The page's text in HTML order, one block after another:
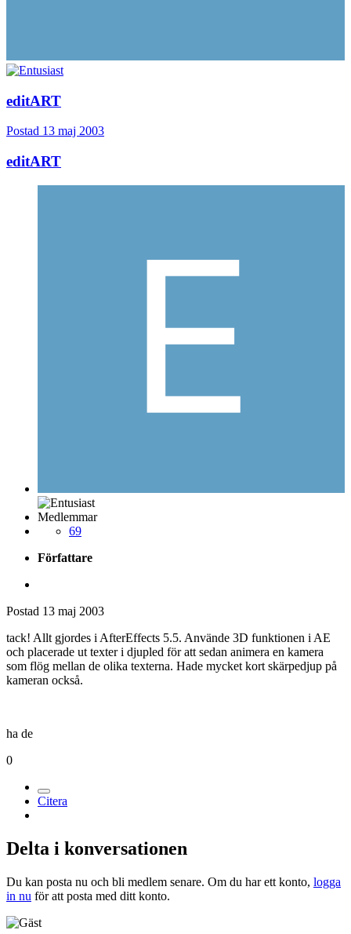
editART
Postad 13 maj 2003
editART
Medlemmar
69
Författare
Postad 13 maj 2003
tack! Allt gjordes i AfterEffects 5.5. Använde 3D funktionen i AE
och placerade ut texter i djupled för att sedan animera en kamera
som flög mellan de olika texterna. Hade mycket kort skärpedjup på
kameran också.
ha de
0
Citera
Delta i konversationen
Du kan posta nu och bli medlem senare. Om du har ett konto, logga
in nu för att posta med ditt konto.